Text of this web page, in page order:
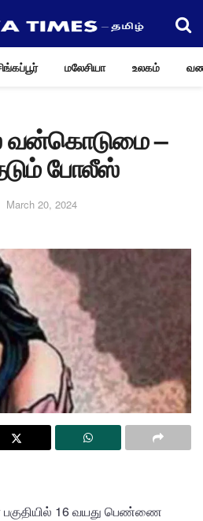
மலேசியா உலகம்
வன்கொடுமை –
போலீஸ்
March 20, 2024
பகுதியில் 16 வயது பெண்ணை